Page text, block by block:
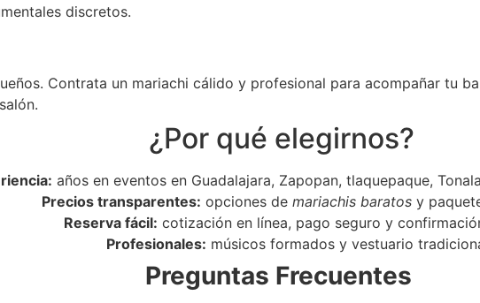
discretos.
Contrata un mariachi cálido y profesional para acompañar tu
¿Por qué elegirnos?
años en eventos en Guadalajara, Zapopan, tlaquepaque,
Precios transparentes: opciones de mariachis baratos y
Reserva fácil: cotización en línea, pago seguro y
Profesionales: músicos formados y vestuario
Preguntas Frecuentes